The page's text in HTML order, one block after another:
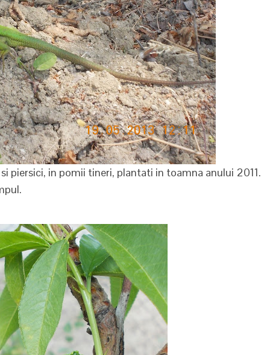
piersici, in pomii tineri, plantati in toamna anului 2011.